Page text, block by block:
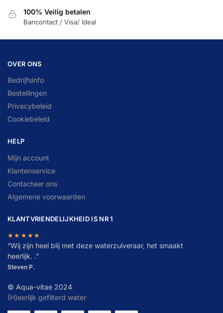
100% Veilig betalen
Bancontact / Visa/ Ideal
OVER ONS
Bedrijfsinfo
Bestellingen
Privacybeleid
Cookiebeleid
HELP
Mijn account
Klantenservice
Contacteer ons
Algemene voorwaarden
KLANTVRIENDELIJKHEID IS NR 1
★★★★★
“Wij zijn heel blij met deze waterzuiveraar, het smaakt
heerlijk. .”
Steven P.
© Aqua-vitae 2024
(H)eerlijk gefilterd water